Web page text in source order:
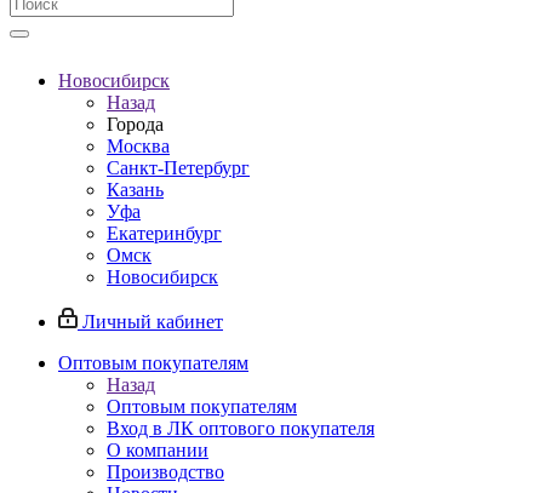
Новосибирск
Назад
Города
Москва
Санкт-Петербург
Казань
Уфа
Екатеринбург
Омск
Новосибирск
Личный кабинет
Оптовым покупателям
Назад
Оптовым покупателям
Вход в ЛК оптового покупателя
О компании
Производство